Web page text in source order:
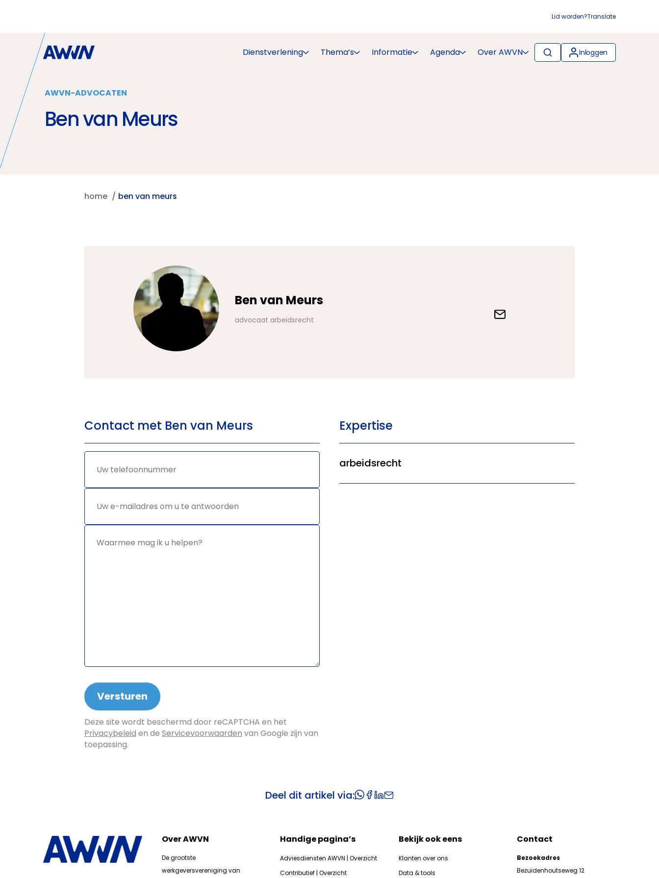
Lid worden?Translate
Dienstverlening Thema’s Informatie Agenda Over AWVN Inloggen
AWVN-ADVOCATEN
Ben van Meurs
home ben van meurs
Ben van Meurs
advocaat arbeidsrecht
Contact met Ben van Meurs
Uw *
Uw e-
om u te
*
Waarmee
helpen?
*
Deze site wordt beschermd door reCAPTCHA en het
Privacybeleid en de Servicevoorwaarden van Google zijn van
toepassing.
Expertise
arbeidsrecht
Deel dit artikel via:
Over AWVN
De grootste
werkgeversvereniging van
Handige pagina’s
Adviesdiensten AWVN | Overzicht
Contributief | Overzicht
Bekijk ook eens
Klanten over ons
Data & tools
Contact
Bezoekadres
Bezuidenhoutseweg 12